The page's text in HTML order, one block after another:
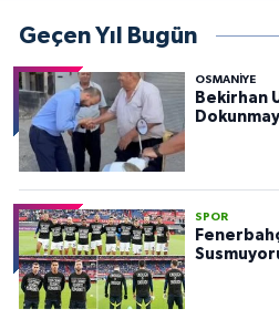
Geçen Yıl Bugün
OSMANIYE
Bekirhan
SPOR